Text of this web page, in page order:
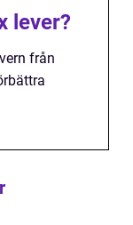
lever?
från